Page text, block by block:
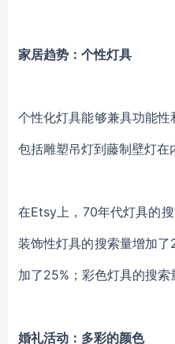
家居趋势：个性灯具
个性化灯具能够兼具功能性
包括雕塑吊灯到藤制壁灯在
在Etsy上，70年代灯具的
装饰性灯具的搜索量增加了
加了25% ； 彩色灯具的搜索
婚礼活动：多彩的颜色